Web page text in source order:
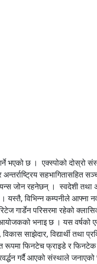
छ । एक्स्पोको दोस्रो
सहभागितासहित
जोन रहनेछन् । स्वदेशी तथा
यस्तै, विभिन्न कम्पनीले
गार्डेन परिसरमा रहेको
आयोजकको भनाइ छ । यस
साझेदार, विद्यार्थी तथा
रूपमा फिनटेच फ्राइडे र
गर्दै आएको संस्थाले